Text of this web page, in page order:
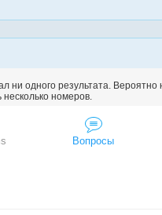
ни одного результата.
несколько номеров.
Вопросы